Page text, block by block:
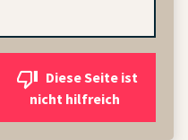
nicht hilfreich